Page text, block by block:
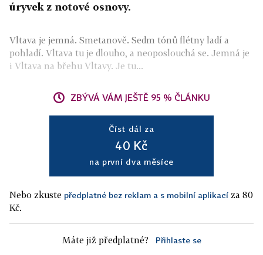
úryvek z notové osnovy.
Vltava je jemná. Smetanově. Sedm tónů flétny ladí a
pohladí. Vltava tu je dlouho, a neoposlouchá se. Jemná je
i Vltava na břehu Vltavy. Je tu...
ZBÝVÁ VÁM JEŠTĚ 95 % ČLÁNKU
Číst dál za
40 Kč
na první dva měsíce
Nebo zkuste předplatné bez reklam a s mobilní aplikací za 80
Kč.
Máte již předplatné? Přihlaste se